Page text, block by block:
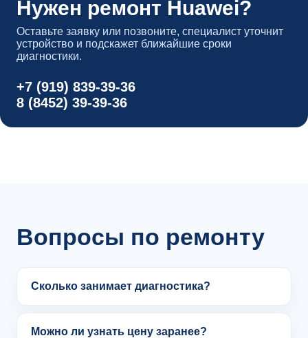
Нужен ремонт Huawei?
Оставьте заявку или позвоните, специалист уточнит
устройство и подскажет ближайшие сроки
диагностики.
+7 (919) 839-39-36
8 (8452) 39-39-36
Вопросы по ремонту
Сколько занимает диагностика?
Можно ли узнать цену заранее?